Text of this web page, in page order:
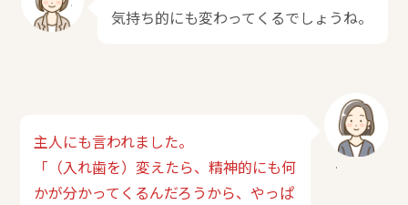
気持ち的にも変わってくるでしょうね。
主人にも言われました。
「（入れ歯を）変えたら、精神的にも何
かが分かってくるんだろうから、やっぱ